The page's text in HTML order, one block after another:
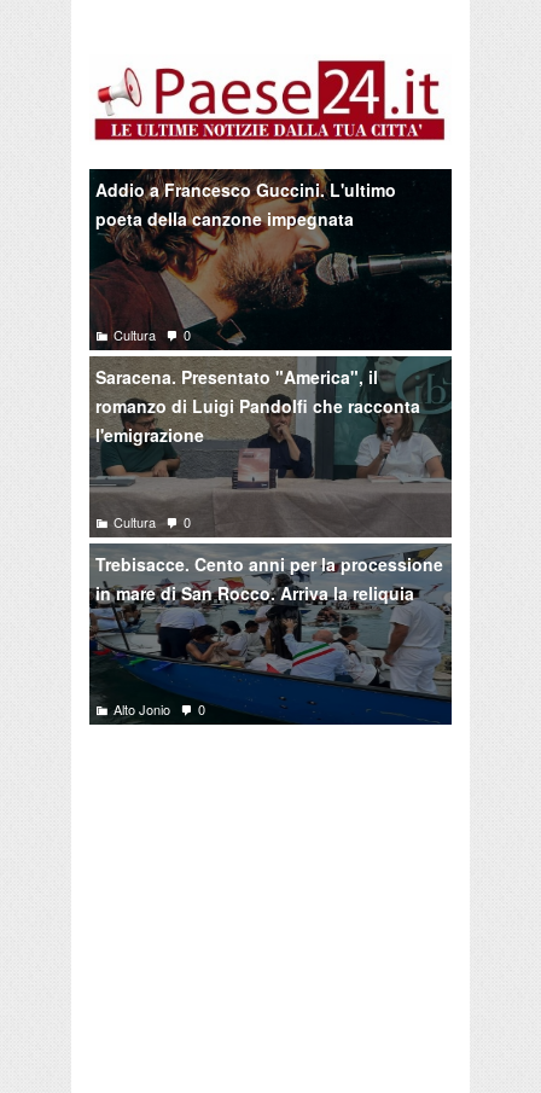
Addio a Francesco Guccini. L'ultimo
poeta della canzone impegnata
Cultura 0
Saracena. Presentato "America", il
romanzo di Luigi Pandolfi che racconta
l'emigrazione
Cultura 0
Trebisacce. Cento anni per la processione
in mare di San Rocco. Arriva la reliquia
Alto Jonio 0